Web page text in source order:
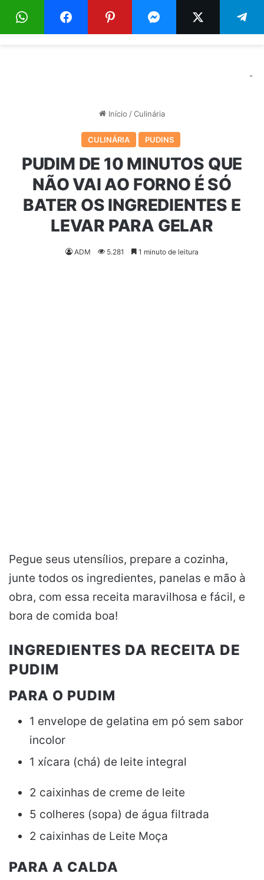
Menu
-
Início /Culinária
CULINÁRIA PUDINS
PUDIM DE 10 MINUTOS QUE
NÃO VAI AO FORNO É SÓ
BATER OS INGREDIENTES E
LEVAR PARA GELAR
ADM 5.281 1 minuto de leitura
Pegue seus utensílios, prepare a cozinha,
junte todos os ingredientes, panelas e mão à
obra, com essa receita maravilhosa e fácil, e
bora de comida boa!
INGREDIENTES DA RECEITA DE
PUDIM
PARA O PUDIM
1 envelope de gelatina em pó sem sabor
incolor
1 xícara (chá) de leite integral
2 caixinhas de creme de leite
5 colheres (sopa) de água filtrada
2 caixinhas de Leite Moça
PARA A CALDA